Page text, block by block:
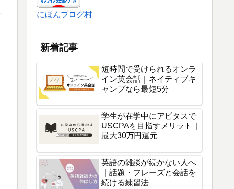
にほんブログ村
新着記事
短時間で受けられるオンラ
イン英会話｜ネイティブキ
ャンプなら最短5分
学生が在学中にアビタスで
USCPAを目指すメリット｜
最大30万円還元
英語の雑談が続かない人へ
｜話題・フレーズと会話を
続ける練習法